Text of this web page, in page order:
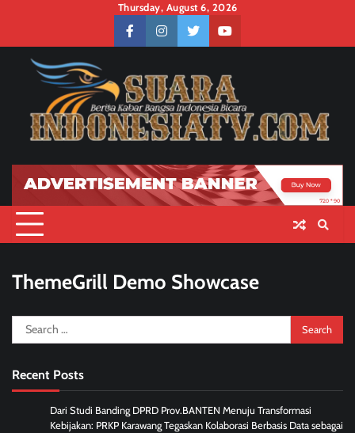
content
Thursday, August 6, 2026
facebookinstagramtwitteryoutube
ThemeGrill Demo Showcase
Search
for:
Recent Posts
Dari Studi Banding DPRD Prov.BANTEN Menuju Transformasi
Kebijakan: PRKP Karawang Tegaskan Kolaborasi Berbasis Data sebagai